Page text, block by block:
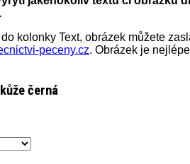
kolonky Text, obrázek můžete
peceny.cz. Obrázek je
černá